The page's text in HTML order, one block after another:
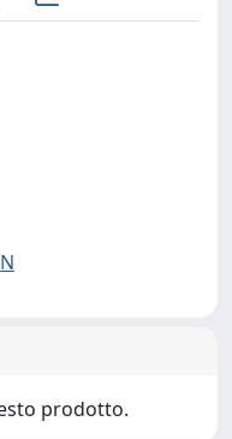
prodotto.